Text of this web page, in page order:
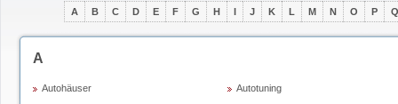
A B C D E F G H I J K L M N O P Q
A
Autohäuser Autotuning